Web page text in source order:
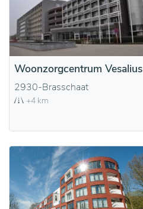
Woonzorgcentrum Vesalius
2930-Brasschaat
+4 km